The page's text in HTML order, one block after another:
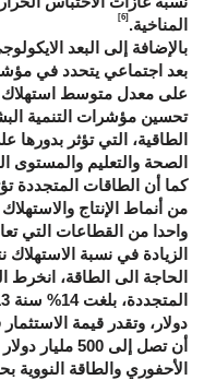
المناخية.[6]
بالإضافة إلى البعد
بعد اجتماعي يتحدد في مؤشر
على معدل متوسط استهلاك
تحسين مؤشرات التنمية
الطاقية، التي تؤثر بدورها
الصحة والتعليم والمستوى
كما أن الطاقات المتجددة
من أنماط الإنتاج
واحدا من القطاعات التي
الزيادة في نسبة الاستهلاك
الحاجة الى الطاقة،
أن تصل إلى
الأحفوري والطاقة النووية بحوالي